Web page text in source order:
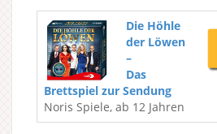
Die Höhle
der Löwen
–
Das
Brettspiel zur Sendung
Noris Spiele, ab 12 Jahren